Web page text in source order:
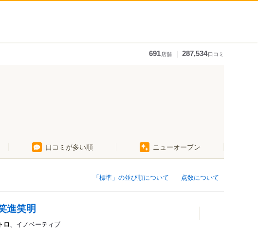
691店舗 287,534口コミ
口コミが多い順 ニューオープン
点数について
「標準」の並び順について
進笑明
ロ、イノベーティブ